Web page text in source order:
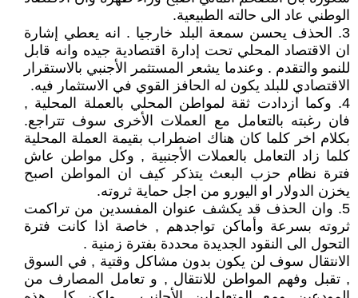
الوطني عاد الى حالته الطبيعية.
3. الحذف يحسن سمعة البلد خارجيا . انه يعطي إشارة
ان الاقتصاد المحلي تحت إدارة اقتصادية جيده وانه قابل
للنمو والتقدم . وعندما يشعر المستثمر الأجنبي بالاستقرار
الاقتصادي للبلد يكون له الحافز القوي في الاستثمار فيه.
4. وكما ازدادت ثقة لمواطن المحلي بالعملة المحلية ,
فان رغبته بالتعامل مع العملات الأخرى سوف تتراجع.
بكلام اخر كلما كان هناك اضطراب بقيمة العملة المحلية
كلما زاد التعامل بالعملات الأجنبية , وكل مواطن عاش
فترة نظام حزب البعث يتذكر كيف ان المواطن اصبح
يخزن الدولار او اليورو من اجل حماية ثروته.
5. وان الحذف قد يكشف عنوان المفسدين من تراكمت
ثروته بسرعة وأماكن تواجدهم , خاصة اذا كانت فترة
التحول الى النقود الجديدة محددة بفترة زمنية .
الانتقال سوف لن يكون بدون مشاكل وقتية , في السوق
, تقبل وفهم المواطن للانتقال , و تعامل المصارف من